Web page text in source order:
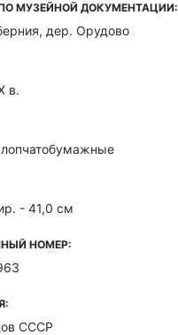
МУЗЕЙНОЙ ДОКУМЕНТАЦИИ:
дер. Орудово
в.
- 41,0 см
НОМЕР:
СССР